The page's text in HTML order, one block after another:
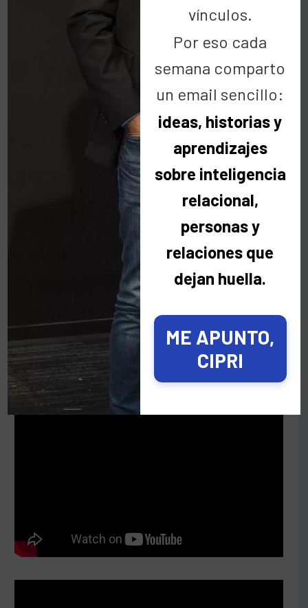
Entrevistas
vínculos.
Por eso cada
semana comparto
un email sencillo:
ideas, historias y
aprendizajes
sobre inteligencia
relacional,
personas y
relaciones que
dejan huella.
ME APUNTO,
CIPRI